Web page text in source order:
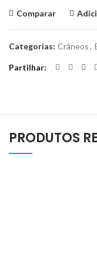
Comparar
Categorias: Crâneos,
Partilhar
PRODUTOS